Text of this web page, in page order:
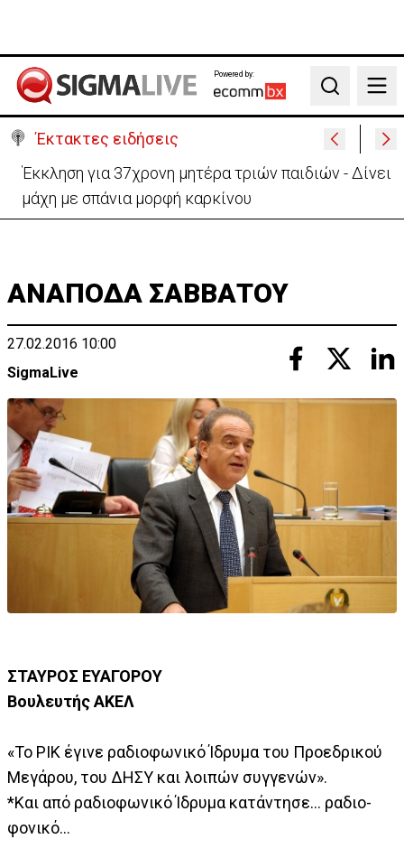
Powered by:
Search
Έκτακτες ειδήσεις
Γερμανία: Συγκρούστηκαν δύο τραμ - Τουλάχιστον
25 τραυματίες, οι 7 σοβαρά
ΑΝΑΠΟΔΑ ΣΑΒΒΑΤΟΥ
27.02.2016 10:00
SigmaLive
ΣΤΑΥΡΟΣ ΕΥΑΓΟΡΟΥ
Βουλευτής ΑΚΕΛ
«Το ΡΙΚ έγινε ραδιοφωνικό Ίδρυμα του Προεδρικού
Μεγάρου, του ΔΗΣΥ και λοιπών συγγενών».
*Και από ραδιοφωνικό Ίδρυμα κατάντησε... ραδιο-
φονικό...